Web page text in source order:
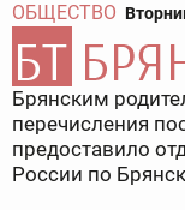
ОБЩЕСТВО
Брянским
перечисления
предоставило
России по